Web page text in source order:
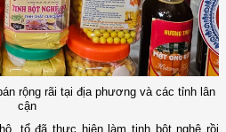
rộng rãi tại địa phương và các tỉnh lân
cận
tổ đã thực hiện làm tinh bột nghệ rồi